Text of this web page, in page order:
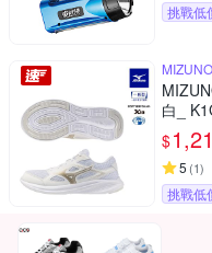
挑戰低
白_
$
5 (1)
挑戰低